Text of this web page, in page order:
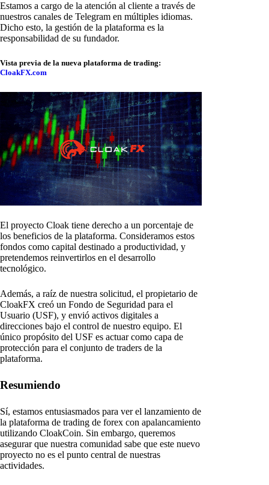
Estamos a cargo de la atención al cliente a través de
nuestros canales de Telegram en múltiples idiomas.
Dicho esto, la gestión de la plataforma es la
responsabilidad de su fundador.
Vista previa de la nueva plataforma de trading:
CloakFX.com
El proyecto Cloak tiene derecho a un porcentaje de
los beneficios de la plataforma. Consideramos estos
fondos como capital destinado a productividad, y
pretendemos reinvertirlos en el desarrollo
tecnológico.
Además, a raíz de nuestra solicitud, el propietario de
CloakFX creó un Fondo de Seguridad para el
Usuario (USF), y envió activos digitales a
direcciones bajo el control de nuestro equipo. El
único propósito del USF es actuar como capa de
protección para el conjunto de traders de la
plataforma.
Resumiendo
Sí, estamos entusiasmados para ver el lanzamiento de
la plataforma de trading de forex con apalancamiento
utilizando CloakCoin. Sin embargo, queremos
asegurar que nuestra comunidad sabe que este nuevo
proyecto no es el punto central de nuestras
actividades.